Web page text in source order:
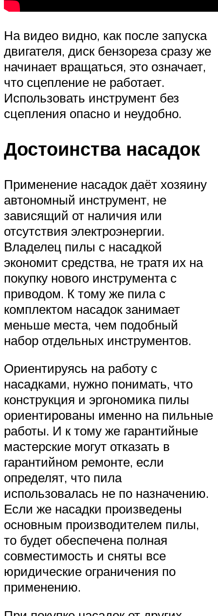
На видео видно, как после запуска
двигателя, диск бензореза сразу же
начинает вращаться, это означает,
что сцепление не работает.
Использовать инструмент без
сцепления опасно и неудобно.
Достоинства насадок
Применение насадок даёт хозяину
автономный инструмент, не
зависящий от наличия или
отсутствия электроэнергии.
Владелец пилы с насадкой
экономит средства, не тратя их на
покупку нового инструмента с
приводом. К тому же пила с
комплектом насадок занимает
меньше места, чем подобный
набор отдельных инструментов.
Ориентируясь на работу с
насадками, нужно понимать, что
конструкция и эргономика пилы
ориентированы именно на пильные
работы. И к тому же гарантийные
мастерские могут отказать в
гарантийном ремонте, если
определят, что пила
использовалась не по назначению.
Если же насадки произведены
основным производителем пилы,
то будет обеспечена полная
совместимость и сняты все
юридические ограничения по
применению.